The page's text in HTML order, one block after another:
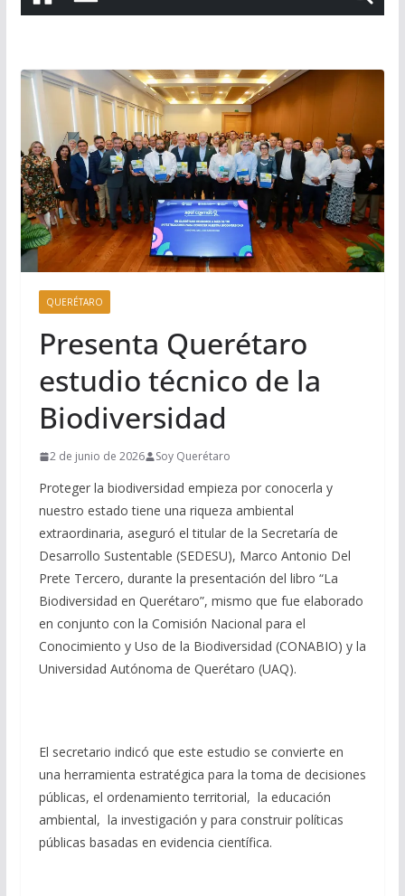
QUERÉTARO
Presenta Querétaro
estudio técnico de la
Biodiversidad
2 de junio de 2026 Soy Querétaro
Proteger la biodiversidad empieza por conocerla y
nuestro estado tiene una riqueza ambiental
extraordinaria, aseguró el titular de la Secretaría de
Desarrollo Sustentable (SEDESU), Marco Antonio Del
Prete Tercero, durante la presentación del libro “La
Biodiversidad en Querétaro”, mismo que fue elaborado
en conjunto con la Comisión Nacional para el
Conocimiento y Uso de la Biodiversidad (CONABIO) y la
Universidad Autónoma de Querétaro (UAQ).
El secretario indicó que este estudio se convierte en
una herramienta estratégica para la toma de decisiones
públicas, el ordenamiento territorial, la educación
ambiental, la investigación y para construir políticas
públicas basadas en evidencia científica.